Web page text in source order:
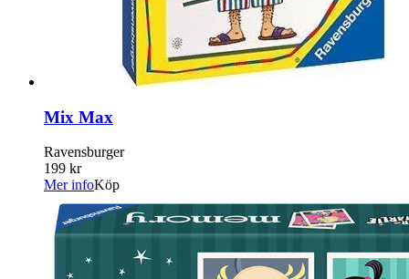
Mix Max
Ravensburger
199 kr
Mer infoKöp